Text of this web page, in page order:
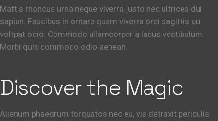
Mattis rhoncus urna neque viverra justo nec ultrices dui
sapien. Faucibus in ornare quam viverra orci sagittis eu
voltpat odio. Commodo ullamcorper a lacus vestibulum.
Morbi quis commodo odio aenean.
Discover the Magic
Alienum phaedrum torquatos nec eu, vis detraxit periculis